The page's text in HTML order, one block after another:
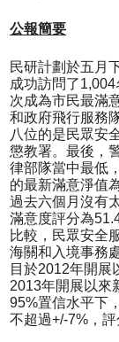
公報簡要
民研計劃於五月
成功訪問了
次成為市民最滿
和政府飛行服務
八位的是民眾安
懲教署。最後，
律部隊當中最低
的最新滿意淨值
過去六個月沒有
滿意度評分為
比較，民眾安全
海關和入境事務
目於2012年開展
2013年開展以來
95%置信水平下
不超過+/-7%，評